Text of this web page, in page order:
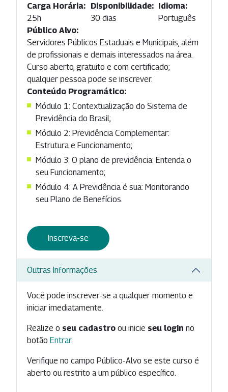
Carga Horária:
25h
Disponibilidade:
30 dias
Idioma:
Português
Público Alvo:
Servidores Públicos Estaduais e Municipais, além
de profissionais e demais interessados na área.
Curso aberto, gratuito e com certificado;
qualquer pessoa pode se inscrever.
Conteúdo Programático:
Módulo 1: Contextualização do Sistema de
Previdência do Brasil;
Módulo 2: Previdência Complementar:
Estrutura e Funcionamento;
Módulo 3: O plano de previdência: Entenda o
seu Funcionamento;
Módulo 4: A Previdência é sua: Monitorando
seu Plano de Benefícios.
Inscreva-se
Outras Informações
Você pode inscrever-se a qualquer momento e
iniciar imediatamente.
Realize o seu cadastro ou inicie seu login no
botão Entrar.
Verifique no campo Público-Alvo se este curso é
aberto ou restrito a um público específico.